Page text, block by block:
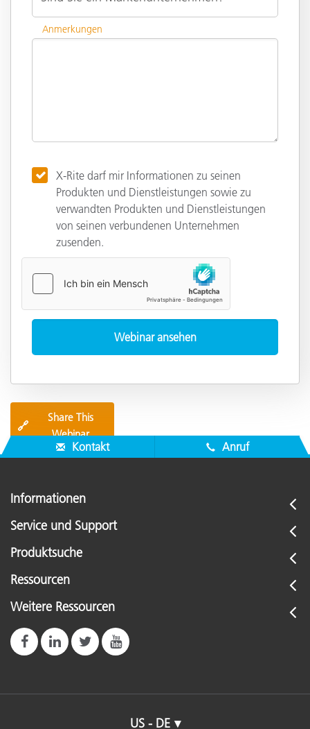
Anmerkungen
X-Rite darf mir Informationen zu seinen
Produkten und Dienstleistungen sowie zu
verwandten Produkten und Dienstleistungen
von seinen verbundenen Unternehmen
zusenden.
🔗
Share This
Webinar
Kontakt Anruf
Informationen
Service und Support
Produktsuche
Ressourcen
Weitere Ressourcen
US - DE